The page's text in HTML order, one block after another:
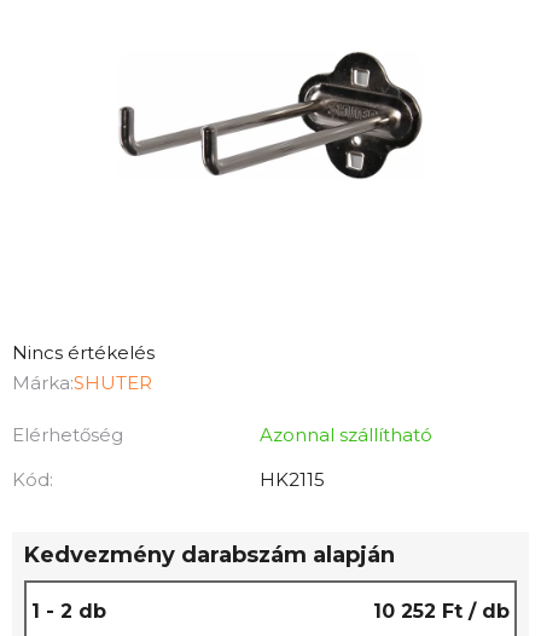
A
termék
értékelése
5-
csillag.
Nincs értékelés
Márka:SHUTER
Elérhetőség
Azonnal szállítható
Kód:
HK2115
Kedvezmény darabszám alapján
1 - 2 db 10 252 Ft / db